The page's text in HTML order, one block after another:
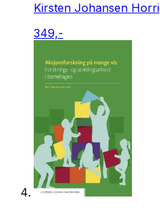
Kirsten Johansen
349,-